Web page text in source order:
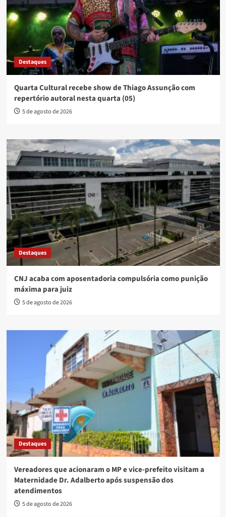
Destaques
Quarta Cultural recebe show de Thiago Assunção com
repertório autoral nesta quarta (05)
5 de agosto de 2026
Destaques
CNJ acaba com aposentadoria compulsória como punição
máxima para juiz
5 de agosto de 2026
Destaques
Vereadores que acionaram o MP e vice-prefeito visitam a
Maternidade Dr. Adalberto após suspensão dos
atendimentos
5 de agosto de 2026